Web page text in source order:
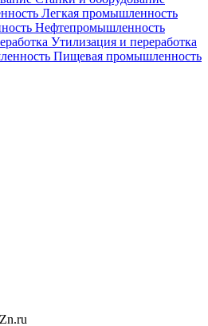
Легкая промышленность
Нефтепромышленность
Утилизация и переработка
Пищевая промышленность